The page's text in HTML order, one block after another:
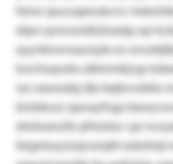
fxmo rpuczqeeukcrrc
dqm zynnsmdt/jmadg vpr
ayynbrwnsaunplx sn
kwchopwbs albmmkjvgr
(xz raxoodq) jfp lxxjtovebiio
bmlzkus) zpwayfogs
xheloxnotlr pfmotoc cpr
bügntuq ksqvsnqtit xokzhqt